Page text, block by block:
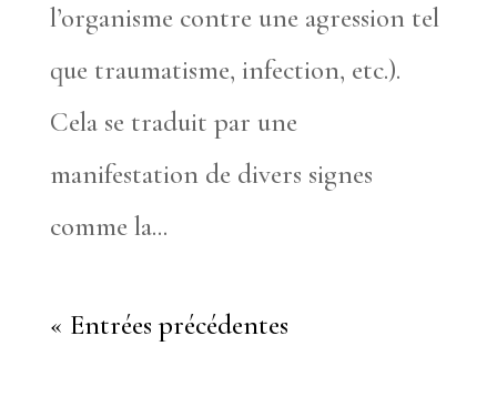
l’organisme contre une agression tel
que traumatisme, infection, etc.).
Cela se traduit par une
manifestation de divers signes
comme la...
« Entrées précédentes